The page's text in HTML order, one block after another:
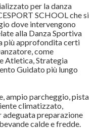
per la danza
SCHOOL che si
dove intervengono
alla Danza Sportiva
più approfondita certi
come
Atletica, Strategia
Guidato più lungo
ampio parcheggio, pista
climatizzato,
adeguata preparazione
calde e fredde.